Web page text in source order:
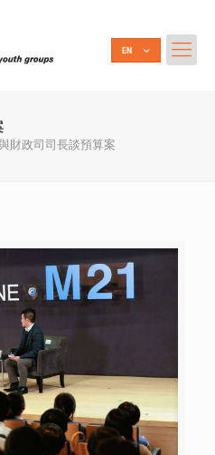
財政司司長談預算案